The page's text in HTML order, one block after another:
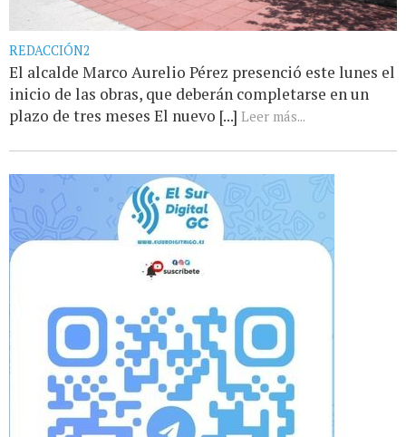
REDACCIÓN2
El alcalde Marco Aurelio Pérez presenció este lunes el
inicio de las obras, que deberán completarse en un
plazo de tres meses El nuevo [...] Leer más...